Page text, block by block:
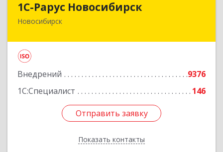
1С-Рарус Новосибирск
Новосибирск
Внедрений
9376
1С:Специалист
146
Отправить заявку
Показать контакты
630015, Новосибирская обл, Новосибирск г,
Подробнее
Отправить заявку
Назад